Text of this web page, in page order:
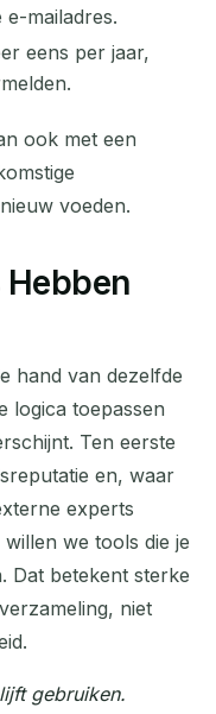
e-mailadres.
eens per jaar,
ook met een
voeden.
Hebben
hand van dezelfde
logica toepassen
Ten eerste
en, waar
experts
we tools die je
Dat betekent sterke
niet
gebruiken.